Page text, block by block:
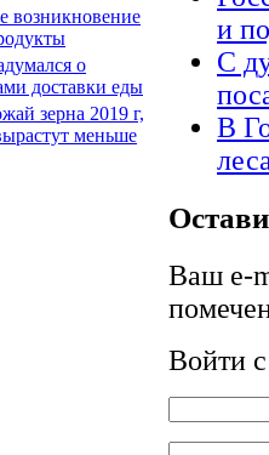
возникновение
о
доставки еды
зерна 2019 г,
меньше
и
С
В
Ваш e-
Войти